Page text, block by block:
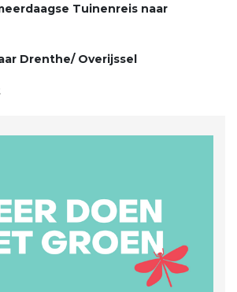
Tuinenreis naar
Drenthe/ Overijssel